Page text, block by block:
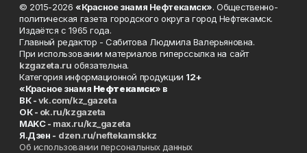
© 2015-2026 «Красное знамя Нефтекамск». Общественно-
политическая газета городского округа город Нефтекамск.
Издаётся с 1965 года.
Главный редактор - Сабитова Людмила Валерьяновна.
При использовании материалов гиперссылка на сайт
kzgazeta.ru обязательна.
Категория информационной продукции 12+
«Красное знамя Нефтекамск» в
ВК -vk.com/kz_gazeta
ОК - ok.ru/kzgazeta
MAKC - max.ru/kz_gazeta
Я.Дзен - dzen.ru/neftekamskkz
Об использовании персональных данных